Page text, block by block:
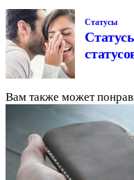
Статусы
Вам также может